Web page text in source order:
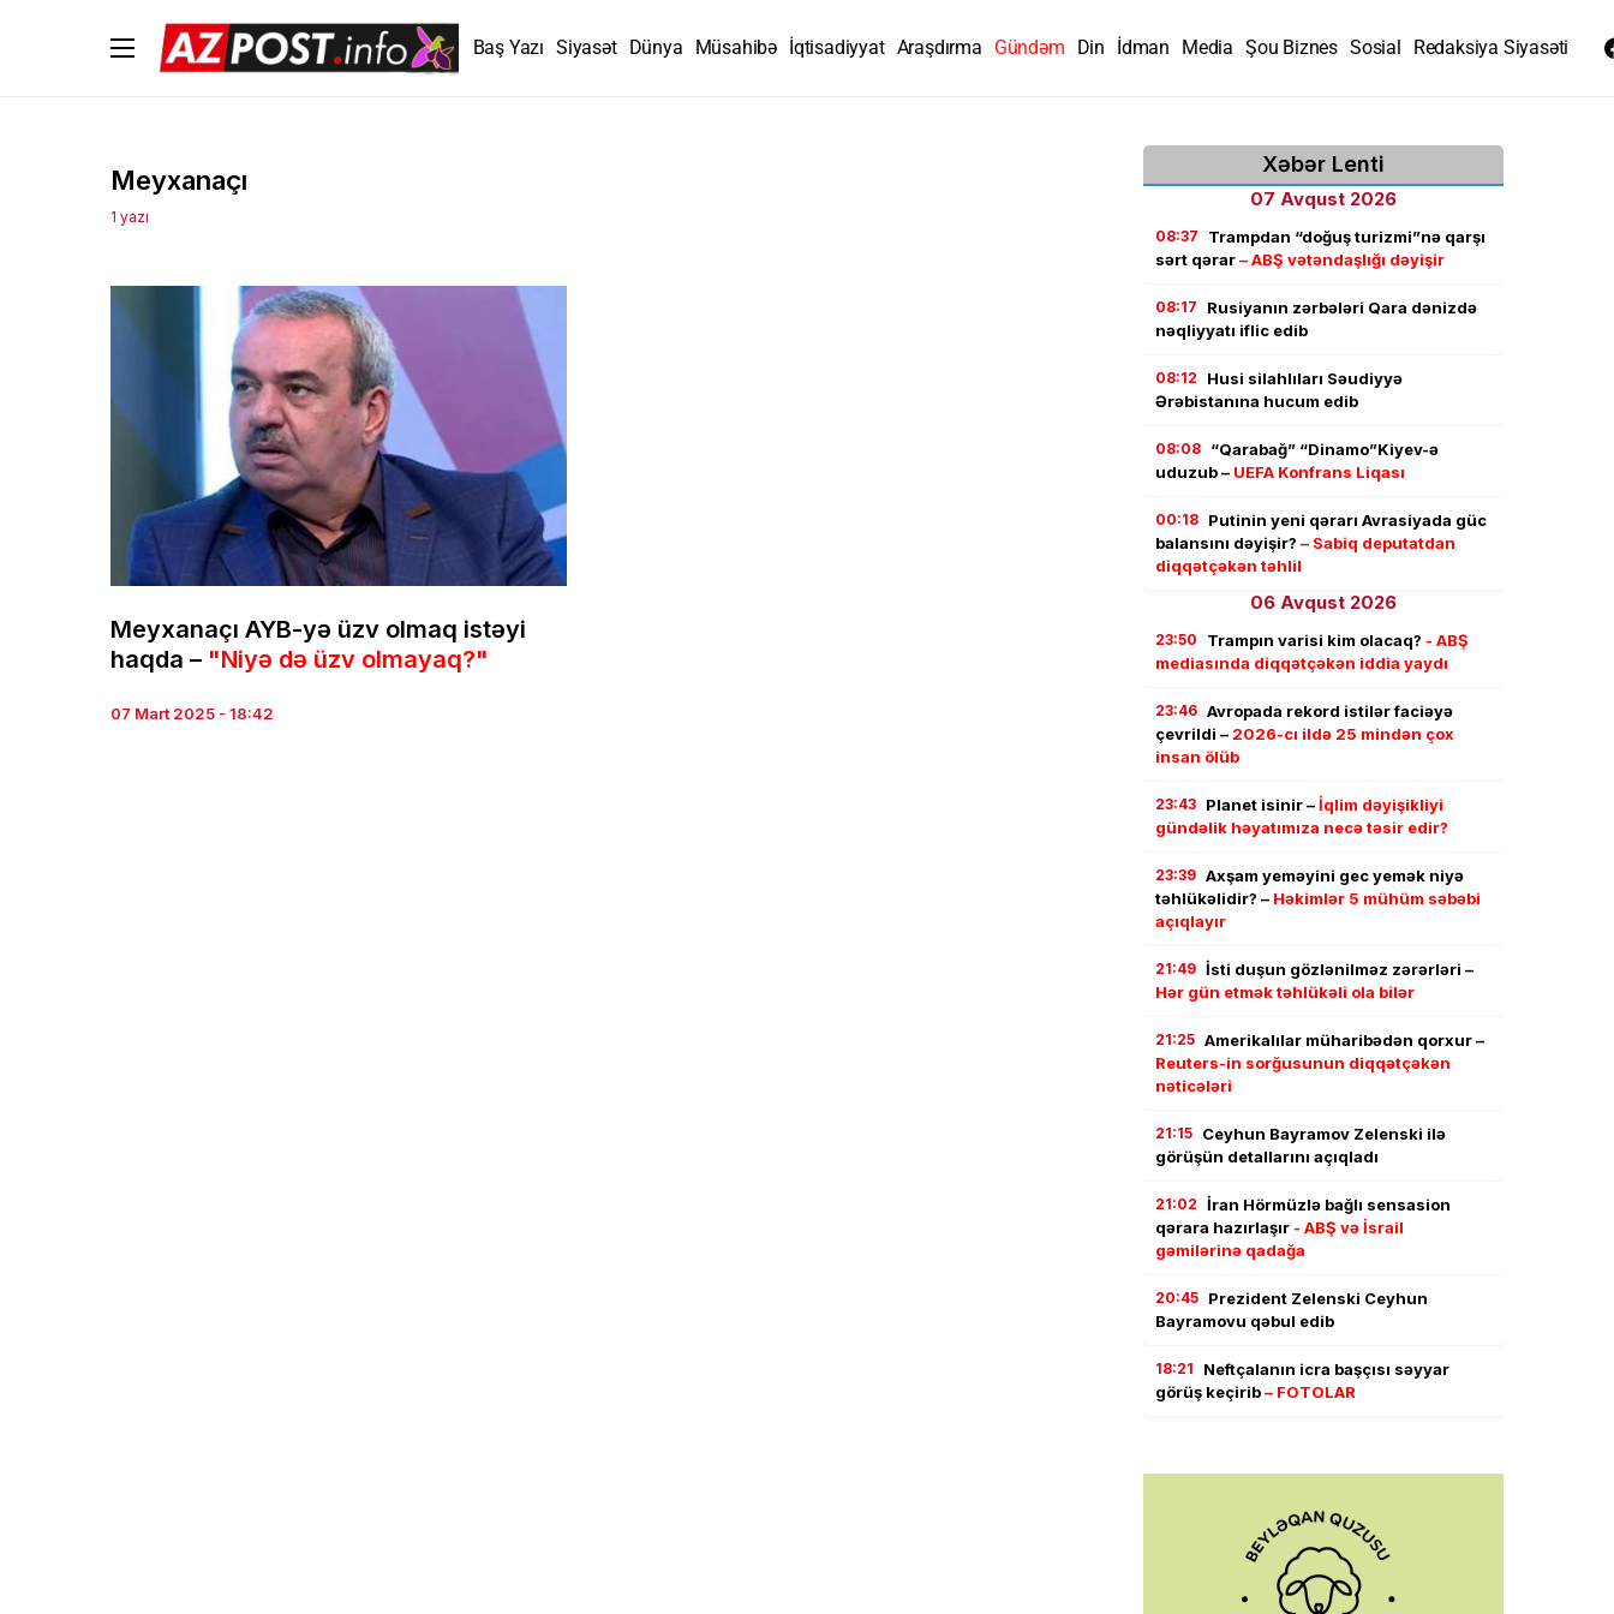
Baş Yazı Siyasət Dünya Müsahibə İqtisadiyyat Araşdırma Gündəm Din İdman Media Şou Biznes Sosial Redaksiya Siyasəti
Meyxanaçı
1 yazı
Meyxanaçı AYB-yə üzv olmaq istəyi
haqda – "Niyə də üzv olmayaq?"
07 Mart 2025 - 18:42
Xəbər Lenti
07 Avqust 2026
08:37
Trampdan “doğuş turizmi”nə qarşı
sərt qərar– ABŞ vətəndaşlığı dəyişir
08:17
Rusiyanın zərbələri Qara dənizdə
nəqliyyatı iflic edib
08:12
Husi silahlıları Səudiyyə
Ərəbistanına hucum edib
08:08 “Qarabağ” “Dinamo”Kiyev-ə
uduzub – UEFA Konfrans Liqası
00:18 Putinin yeni qərarı Avrasiyada güc
balansını dəyişir? – Sabiq deputatdan
diqqətçəkən təhlil
06 Avqust 2026
23:50 Trampın varisi kim olacaq? - ABŞ
mediasında diqqətçəkən iddia yaydı
23:46 Avropada rekord istilər faciəyə
çevrildi – 2026-cı ildə 25 mindən çox
insan ölüb
23:43 Planet isinir –İqlim dəyişikliyi
gündəlik həyatımıza necə təsir edir?
23:39 Axşam yeməyini gec yemək niyə
təhlükəlidir? – Həkimlər 5 mühüm səbəbi
açıqlayır
21:49 İsti duşun gözlənilməz zərərləri –
Hər gün etmək təhlükəli ola bilər
21:25 Amerikalılar müharibədən qorxur –
Reuters-in sorğusunun diqqətçəkən
nəticələri
21:15 Ceyhun Bayramov Zelenski ilə
görüşün detallarını açıqladı
21:02 İran Hörmüzlə bağlı sensasion
qərara hazırlaşır - ABŞ və İsrail
gəmilərinə qadağa
20:45 Prezident Zelenski Ceyhun
Bayramovu qəbul edib
18:21
Neftçalanın icra başçısı səyyar
görüş keçirib– FOTOLAR